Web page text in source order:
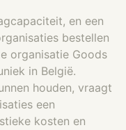
en een
bestellen
organisatie Goods
in België.
houden, vraagt
een
kosten en